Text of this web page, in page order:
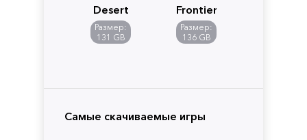
Desert
Размер:
131 GB
Frontiers
of
Pandora
Размер:
136 GB
Самые скачиваемые игры